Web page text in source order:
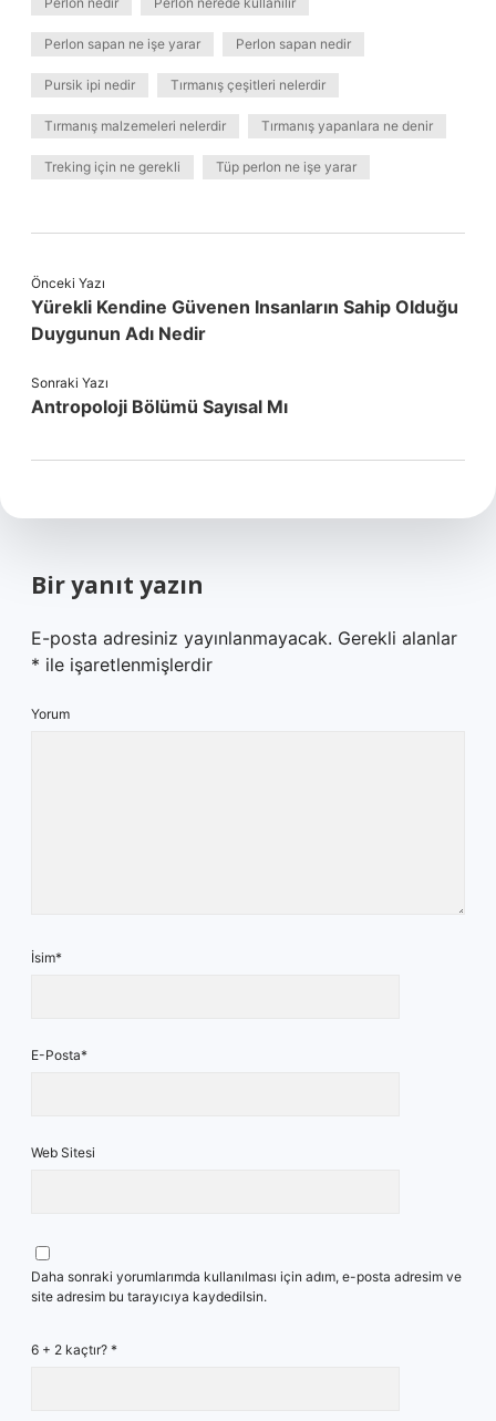
Perlon sapan ne işe yarar Perlon sapan nedir
Pursik ipi nedir Tırmanış çeşitleri nelerdir
Tırmanış malzemeleri nelerdir Tırmanış yapanlara ne denir
Treking için ne gerekli Tüp perlon ne işe yarar
Önceki Yazı
Yürekli Kendine Güvenen Insanların Sahip Olduğu
Duygunun Adı Nedir
Sonraki Yazı
Antropoloji Bölümü Sayısal Mı
Bir yanıt yazın
E-posta adresiniz yayınlanmayacak. Gerekli alanlar
* ile işaretlenmişlerdir
Yorum
İsim*
E-Posta*
Web Sitesi
Daha sonraki yorumlarımda kullanılması için adım, e-posta adresim ve
site adresim bu tarayıcıya kaydedilsin.
6 + 2 kaçtır? *